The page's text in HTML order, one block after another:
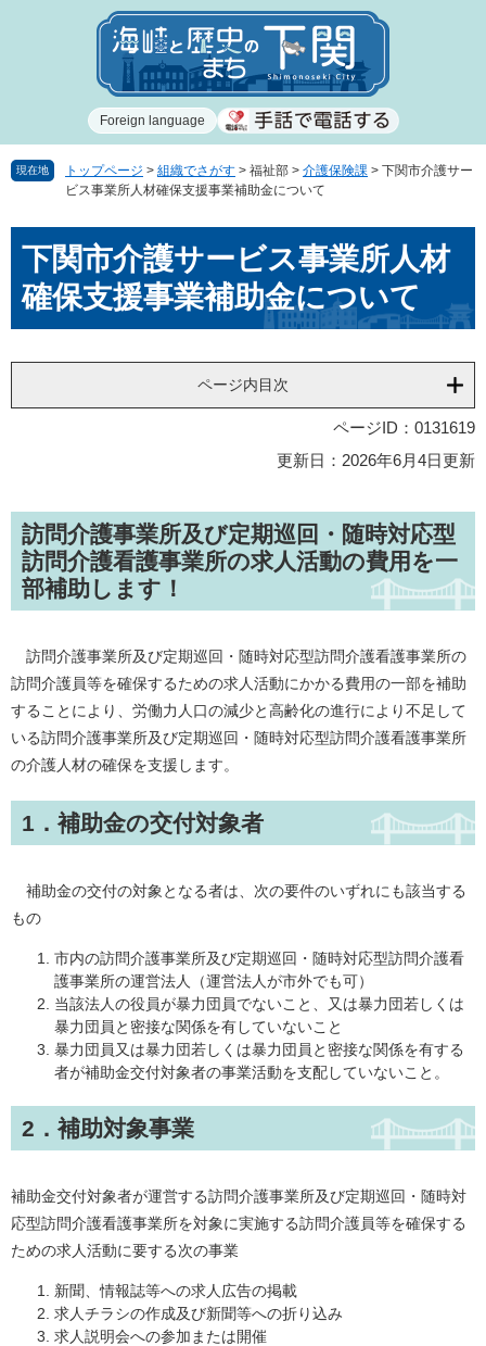
で
ば
Foreign language
現在地 トップページ > 組織でさがす > 福祉部 > 介護保険課 > 下関市介護サー
ビス事業所人材確保支援事業補助金について
下関市介護サービス事業所人材
確保支援事業補助金について
ページ内目次
ページID：0131619
更新日：2026年6月4日更新
訪問介護事業所及び定期巡回・随時対応型
訪問介護看護事業所の求人活動の費用を一
部補助します！
訪問介護事業所及び定期巡回・随時対応型訪問介護看護事業所の
訪問介護員等を確保するための求人活動にかかる費用の一部を補助
することにより、労働力人口の減少と高齢化の進行により不足して
いる訪問介護事業所及び定期巡回・随時対応型訪問介護看護事業所
の介護人材の確保を支援します。
1．補助金の交付対象者
補助金の交付の対象となる者は、次の要件のいずれにも該当する
もの
市内の訪問介護事業所及び定期巡回・随時対応型訪問介護看
護事業所の運営法人（運営法人が市外でも可）
当該法人の役員が暴力団員でないこと、又は暴力団若しくは
暴力団員と密接な関係を有していないこと
暴力団員又は暴力団若しくは暴力団員と密接な関係を有する
者が補助金交付対象者の事業活動を支配していないこと。
2．補助対象事業
補助金交付対象者が運営する訪問介護事業所及び定期巡回・随時対
応型訪問介護看護事業所を対象に実施する訪問介護員等を確保する
ための求人活動に要する次の事業
​新聞、情報誌等への求人広告の掲載
求人チラシの作成及び新聞等への折り込み
求人説明会への参加または開催